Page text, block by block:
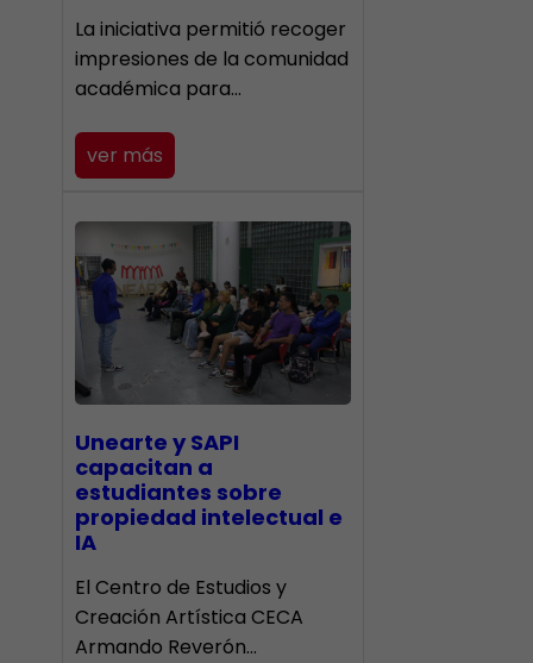
La iniciativa permitió recoger
impresiones de la comunidad
académica para…
ver más
Unearte y SAPI
capacitan a
estudiantes sobre
propiedad intelectual e
IA
El Centro de Estudios y
Creación Artística CECA
Armando Reverón…